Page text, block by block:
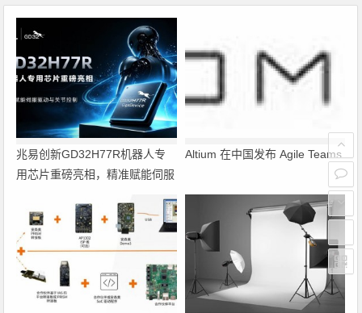
兆易创新GD32H77R机器人专
用芯片重磅亮相，精准赋能伺服
Altium 在中国发布 Agile Teams